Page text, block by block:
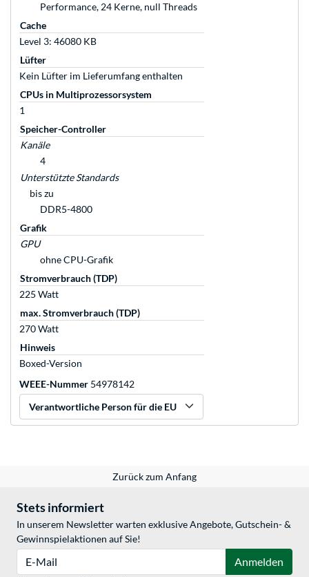
Performance, 24 Kerne, null Threads
Cache
Level 3: 46080 KB
Lüfter
Kein Lüfter im Lieferumfang enthalten
CPUs in Multiprozessorsystem
1
Speicher-Controller
Kanäle
4
Unterstützte Standards
bis zu
DDR5-4800
Grafik
GPU
ohne CPU-Grafik
Stromverbrauch (TDP)
225 Watt
max. Stromverbrauch (TDP)
270 Watt
Hinweis
Boxed-Version
WEEE-Nummer 54978142
Verantwortliche Person für die EU
Zurück zum Anfang
Stets informiert
In unserem Newsletter warten exklusive Angebote, Gutschein- &
Gewinnspielaktionen auf Sie!
Anmelden